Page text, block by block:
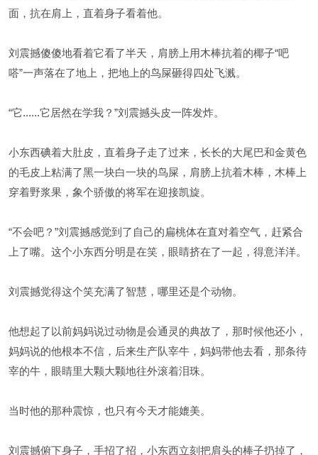
面，抗在肩上，直着身子看着他。
刘震撼傻傻地看着它看了半天，肩膀上用木棒抗着的椰子“吧
嗒”一声落在了地上，把地上的鸟屎砸得四处飞溅。
“它......它居然在学我？”刘震撼头皮一阵发炸。
小东西碘着大肚皮，直着身子走了过来，长长的大尾巴和金黄色
的毛皮上粘满了黑一块白一块的鸟屎，肩膀上抗着木棒，木棒上
穿着野浆果，象个骄傲的将军在迎接凯旋。
“不会吧？”刘震撼感觉到了自己的扁桃体在直对着空气，赶紧合
上了嘴。这个小东西分明是在笑，眼睛挤在了一起，得意洋洋。
刘震撼觉得这个笑充满了智慧，哪里还是个动物。
他想起了以前妈妈说过动物是会通灵的典故了，那时候他还小，
妈妈说的他根本不信，后来生产队宰牛，妈妈带他去看，那条待
宰的牛，眼睛里大颗大颗地往外滚着泪珠。
当时他的那种震惊，也只有今天才能媲美。
刘震撼俯下身子，手招了招，小东西立刻把肩头的棒子扔掉了，